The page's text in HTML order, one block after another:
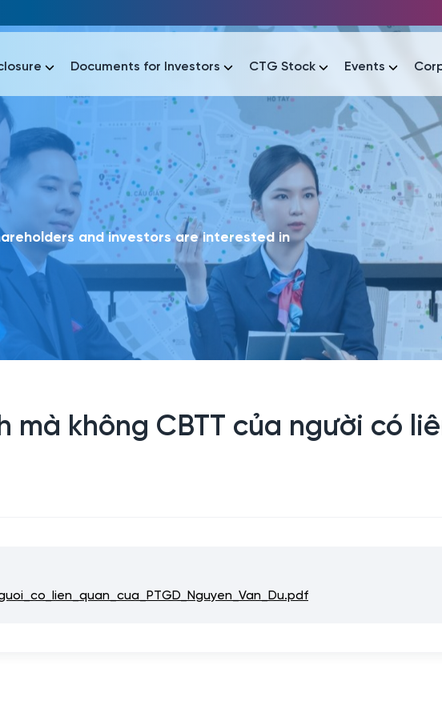
Popular
cáo tài chính Thông tin giao dịch Công bố thông tin Sự kiện
Documents for Investors CTG Stock Events
Popular
Thông tin giao dịch Công bố thông tin Tài liệu
and investors are interested in
không CBTT của người có